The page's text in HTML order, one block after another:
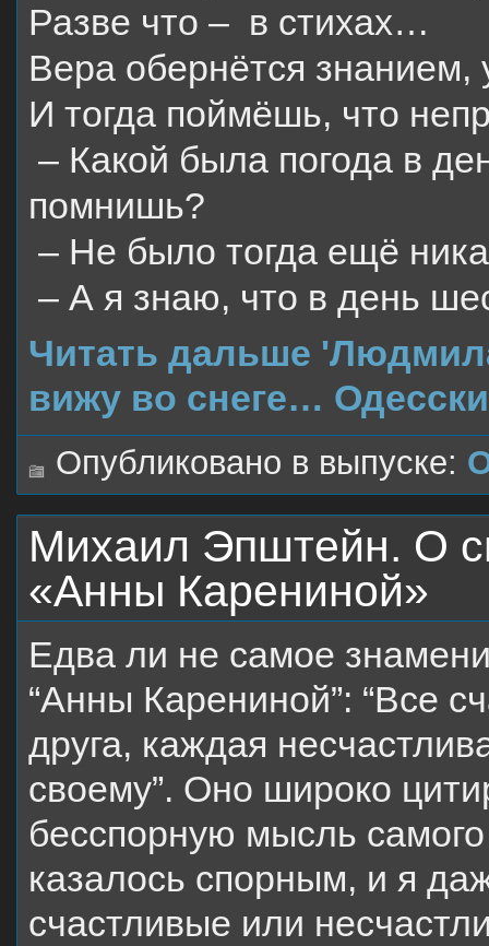
Разве что – в стихах…
Вера обернётся
И тогда поймёшь, что
– Какой была погода в
помнишь?
– Не было тогда ещё
– А я знаю, что в день
Читать дальше
вижу во снеге…
Опубликовано в выпуске:
Михаил Эпштейн. О
«Анны Карениной»
Едва ли не самое
“Анны Карениной”: “Все
друга, каждая
своему”. Оно широко
бесспорную мысль
казалось спорным, и я
счастливые или